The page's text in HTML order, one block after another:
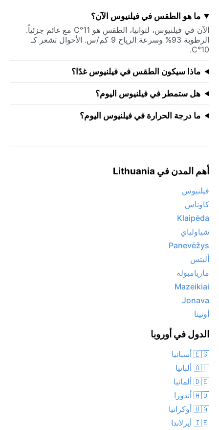
ما هو الطقس في فيلنيوس الآن؟
الآن في فيلنيوس، لتوانيا، الطقس هو 11°C مع غائم جزئياً.
الرطوبة 93% وسرعة الرياح 9 كم/س. الأحوال تشعر كـ
10°C.
ماذا سيكون الطقس في فيلنيوس غدًا؟
هل ستمطر في فيلنيوس اليوم؟
ما درجة الحرارة في فيلنيوس اليوم؟
أهم المدن في Lithuania
فيلنيوس
كاوناس
Klaipėda
شياولياي
Panevėžys
أليتس
ماريامبوله
Mazeikiai
Jonava
أوتينا
الدول في أوروبا
🇪🇸 أسبانيا
🇦🇱 ألبانيا
🇩🇪 ألمانيا
🇦🇩 أندورا
🇺🇦 أوكرانيا
🇮🇪 أيرلاندا